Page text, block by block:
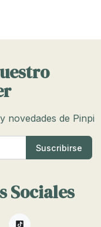
novedades de Pinpi
Sociales